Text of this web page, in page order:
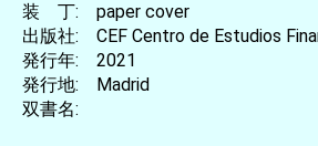
装 丁: paper cover
出版社: CEF Centro de Estudios
発行年: 2021
発行地: Madrid
双書名: